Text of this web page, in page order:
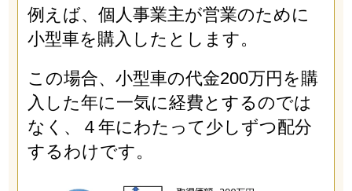
例えば、個人事業主が営業のために
小型車を購入したとします。
この場合、小型車の代金200万円を購
入した年に一気に経費とするのでは
なく、４年にわたって少しずつ配分
するわけです。